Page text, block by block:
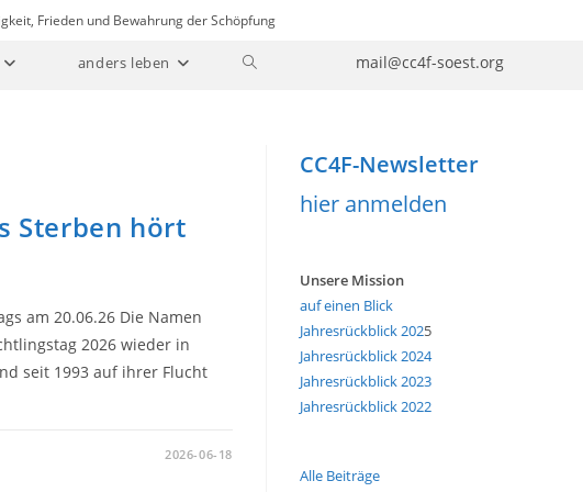
Frieden und Bewahrung der Schöpfung
mail@cc4f-soest.org
anders leben
Website-
Sterben hört
am 20.06.26 Die Namen
2026 wieder in
seit 1993 auf ihrer Flucht
2026-06-18
CC4F-Newsletter
hier anmelden
Unsere Mission
auf einen Blick
Jahresrückblick 2025
Jahresrückblick 2024
Jahresrückblick 2023
Jahresrückblick 2022
Alle Beiträge